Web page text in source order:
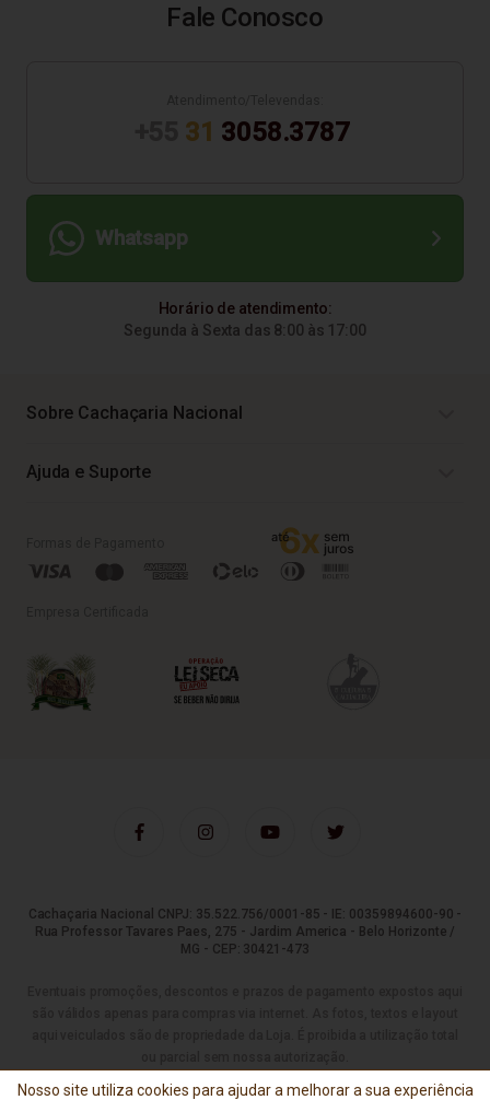
Fale Conosco
31 3058.3787
Whatsapp
Horário de atendimento:
Segunda à Sexta das 8:00 às 17:00
Sobre Cachaçaria Nacional
Ajuda e Suporte
Cachaçaria Nacional CNPJ: 35.522.756/0001-85 - IE: 00359894600-90 -
Rua Professor Tavares Paes, 275 - Jardim America - Belo Horizonte /
MG - CEP: 30421-473
Nosso site utiliza cookies para ajudar a melhorar a sua experiência